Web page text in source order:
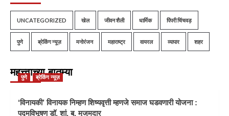
UNCATEGORIZED खेल जीवन शैली धार्मिक पिंपरी चिंचवड़
पुणे ब्रेकिंग न्यूज़ मनोरंजन महाराष्ट्र वायरल व्यापार शहर
महत्त्वाच्या बातम्या
पुणे ब्रेकिंग न्यूज़
‘विनायकी’ विनायक निम्हण शिष्यवृत्ती म्हणजे समाज घडवणारी योजना :
पद्मविभूषण डॉ. शां. ब. मुजुमदार